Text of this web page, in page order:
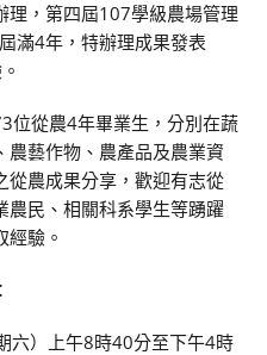
理，第四屆107學級農場管理
滿4年，特辦理成果發表
位從農4年畢業生，分別在蔬
農藝作物、農產品及農業資
從農成果分享，歡迎有志從
農民、相關科系學生等踴躍
驗。
六）上午8時40分至下午4時